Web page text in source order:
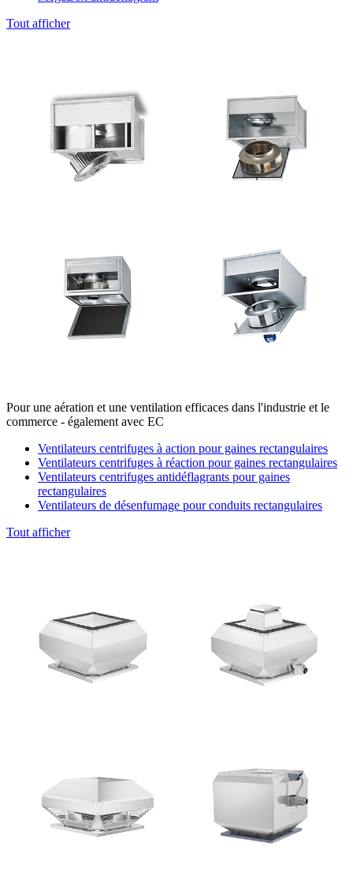
Tout afficher
Pour une aération et une ventilation efficaces dans l'industrie et le
commerce - également avec EC
Ventilateurs centrifuges à action pour gaines rectangulaires
Ventilateurs centrifuges à réaction pour gaines rectangulaires
Ventilateurs centrifuges antidéflagrants pour gaines
rectangulaires
Ventilateurs de désenfumage pour conduits rectangulaires
Tout afficher